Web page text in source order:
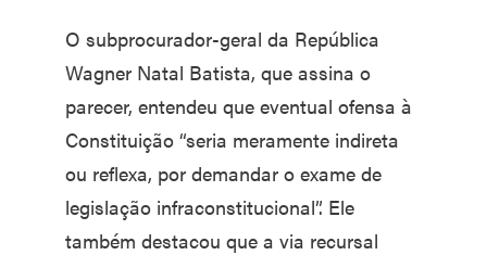
O subprocurador-geral da República
Wagner Natal Batista, que assina o
parecer, entendeu que eventual ofensa à
Constituição “seria meramente indireta
ou reflexa, por demandar o exame de
legislação infraconstitucional”. Ele
também destacou que a via recursal